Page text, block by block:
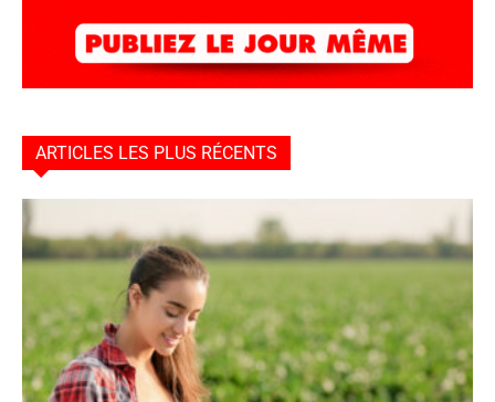
ARTICLES LES PLUS RÉCENTS